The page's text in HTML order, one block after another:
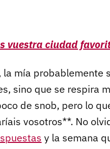
vuestra ciudad
la mía probablemente
sino que se respira
de snob, pero lo
vosotros**. No
y la semana